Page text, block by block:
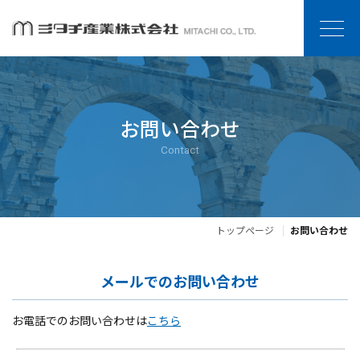
お問い合わせ
Contact
トップページ お問い合わせ
メールでのお問い合わせ
お電話でのお問い合わせはこちら